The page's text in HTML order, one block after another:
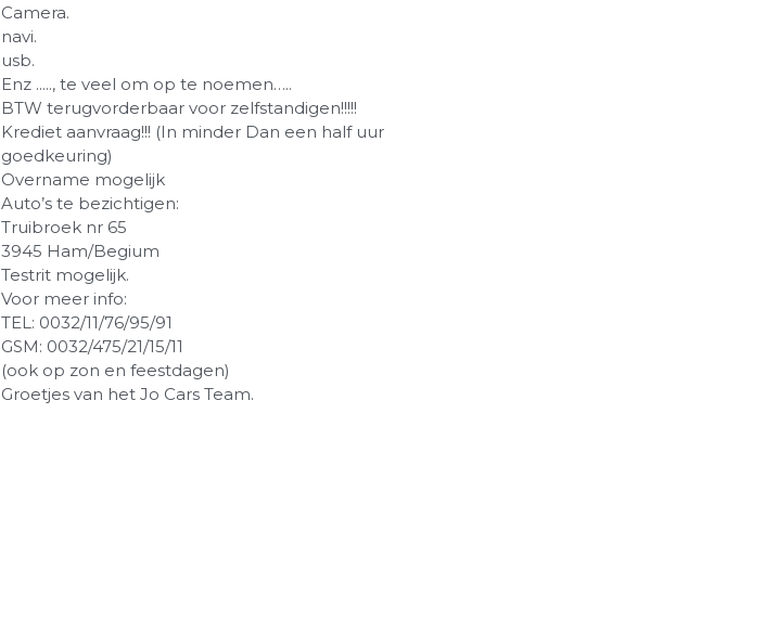
Camera.
navi.
usb.
Enz ....., te veel om op te noemen…..
BTW terugvorderbaar voor zelfstandigen!!!!!
Krediet aanvraag!!! (In minder Dan een half uur
goedkeuring)
Overname mogelijk
Auto’s te bezichtigen:
Truibroek nr 65
3945 Ham/Begium
Testrit mogelijk.
Voor meer info:
TEL: 0032/11/76/95/91
GSM: 0032/475/21/15/11
(ook op zon en feestdagen)
Groetjes van het Jo Cars Team.